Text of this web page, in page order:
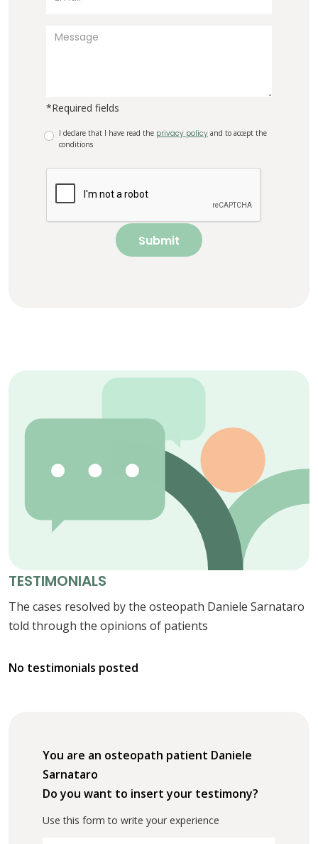
*Required fields
I declare that I have read the privacy policy and to accept the
conditions
Submit
TESTIMONIALS
The cases resolved by the osteopath Daniele Sarnataro
told through the opinions of patients
No testimonials posted
You are an osteopath patient Daniele
Sarnataro
Do you want to insert your testimony?
Use this form to write your experience